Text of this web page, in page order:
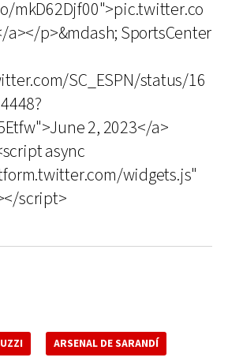
mkD62Djf00">pic.twitter.co
p>&mdash; SportsCenter
SC_ESPN/status/16
2, 2023</a>
async
widgets.js"
script>
ARSENAL DE SARANDÍ